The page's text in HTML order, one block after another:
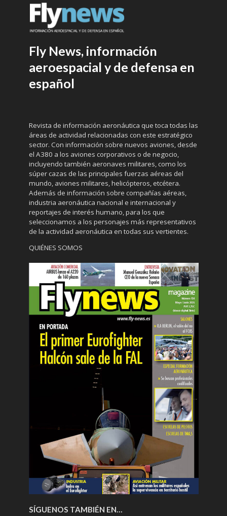
Fly News, información
aeroespacial y de defensa en
español
Revista de información aeronáutica que toca todas las
áreas de actividad relacionadas con este estratégico
sector. Con información sobre nuevos aviones, desde
el A380 a los aviones corporativos o de negocio,
incluyendo también aeronaves militares, como los
súper cazas de las principales fuerzas aéreas del
mundo, aviones militares, helicópteros, etcétera.
Además de información sobre compañías aéreas,
industria aeronáutica nacional e internacional y
reportajes de interés humano, para los que
seleccionamos a los personajes más representativos
de la actividad aeronáutica en todas sus vertientes.
QUIÉNES SOMOS
SÍGUENOS TAMBIÉN EN…